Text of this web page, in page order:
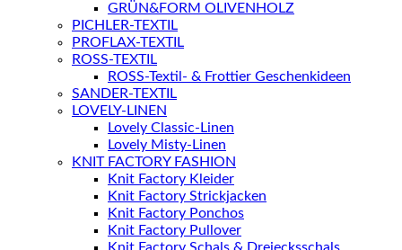
GRÜN&FORM OLIVENHOLZ
PICHLER-TEXTIL
PROFLAX-TEXTIL
ROSS-TEXTIL
ROSS-Textil- & Frottier Geschenkideen
SANDER-TEXTIL
LOVELY-LINEN
Lovely Classic-Linen
Lovely Misty-Linen
KNIT FACTORY FASHION
Knit Factory Kleider
Knit Factory Strickjacken
Knit Factory Ponchos
Knit Factory Pullover